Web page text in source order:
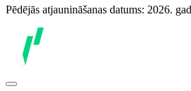
Pēdējās atjaunināšanas datums: 2026.